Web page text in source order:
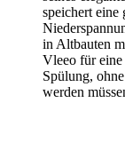
speichert eine
in Altbauten
Vleeo für
Spülung,
werden